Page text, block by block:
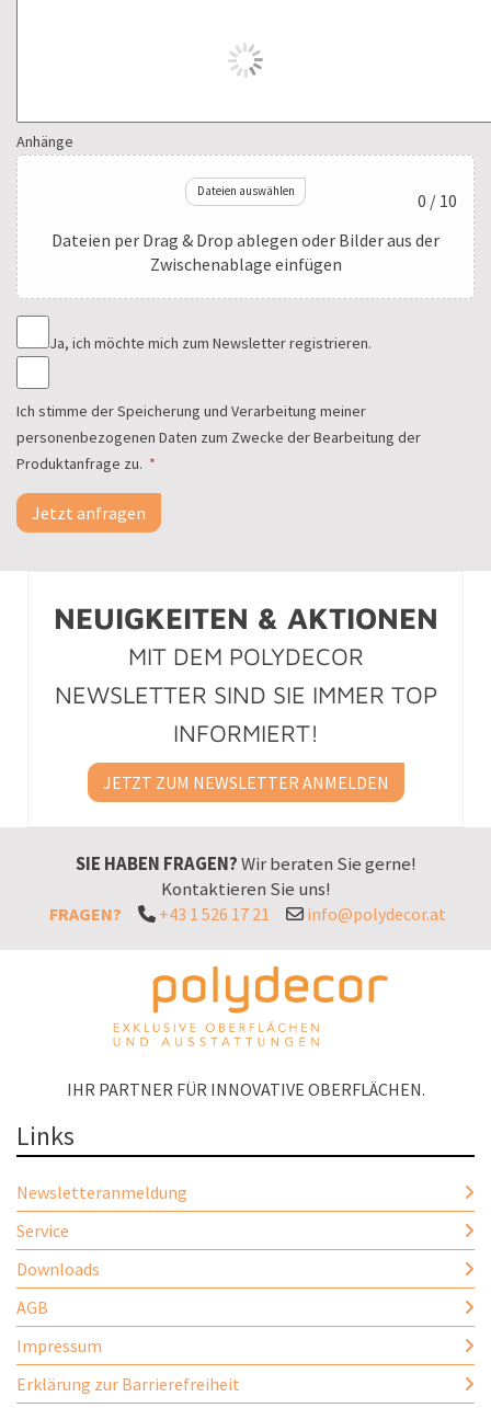
Anhänge
0 / 10
Dateien auswählen
Dateien per Drag & Drop ablegen oder Bilder aus der
Zwischenablage einfügen
Ja, ich möchte mich zum Newsletter registrieren.
Ich stimme der Speicherung und Verarbeitung meiner
personenbezogenen Daten zum Zwecke der Bearbeitung der
Produktanfrage zu. *
Jetzt anfragen
NEUIGKEITEN & AKTIONEN
MIT DEM POLYDECOR
NEWSLETTER SIND SIE IMMER TOP
INFORMIERT!
JETZT ZUM NEWSLETTER ANMELDEN
SIE HABEN FRAGEN?Wir beraten Sie gerne!
Kontaktieren Sie uns!
FRAGEN? +43 1 526 17 21 info@polydecor.at
IHR PARTNER FÜR INNOVATIVE OBERFLÄCHEN.
Links
Newsletteranmeldung
Service
Downloads
AGB
Impressum
Erklärung zur Barrierefreiheit